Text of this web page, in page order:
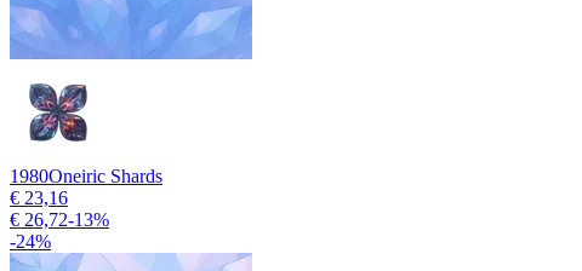
1980Oneiric Shards
€ 23,16
€ 26,72-13%
-24%